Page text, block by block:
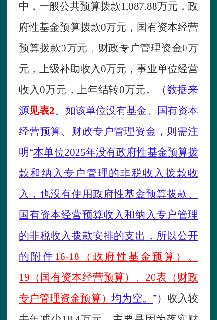
中，一般公共预算拨款1,087.88万元，政
府性基金预算拨款0万元，国有资本经营
预算拨款0万元，财政专户管理资金0万
元，上级补助收入0万元，事业单位经营
收入0万元，上年结转0万元。 （数据来
源见表2。 如该单位没有基金、
国有资本
经营预算、 财政专户管理资金，则需注
明“本单位2025年没有政府性基金预算拨
款和纳入专户管理的非税收入拨款收
入，也没有使用政府性基金预算拨款、
国有资本经营预算收入和纳入专户管理
的非税收入拨款安排的支出，所以公开
的附件 16-18（ 政府性基金预算 ） 、
19（ 国有资本经营预算 ） 、 20表 （ 财政
专户管理资金预算）均为空。 ”） 收入较